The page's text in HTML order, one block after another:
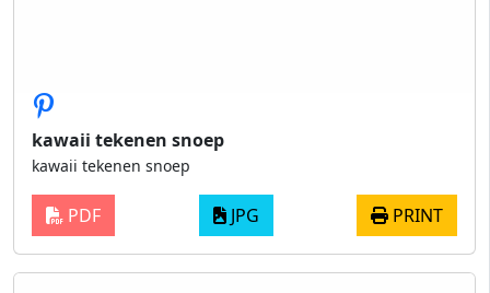
kawaii tekenen snoep
kawaii tekenen snoep
PDF JPG PRINT